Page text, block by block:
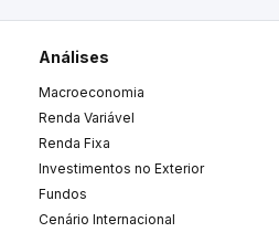
Análises
Macroeconomia
Renda Variável
Renda Fixa
Investimentos no Exterior
Fundos
Cenário Internacional